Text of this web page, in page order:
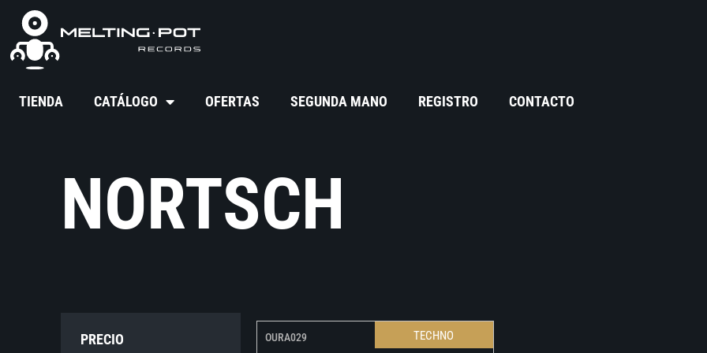
TIENDA CATÁLOGO OFERTAS SEGUNDA MANO REGISTRO CONTACTO
NORTSCH
PRECIO OURA029 TECHNO